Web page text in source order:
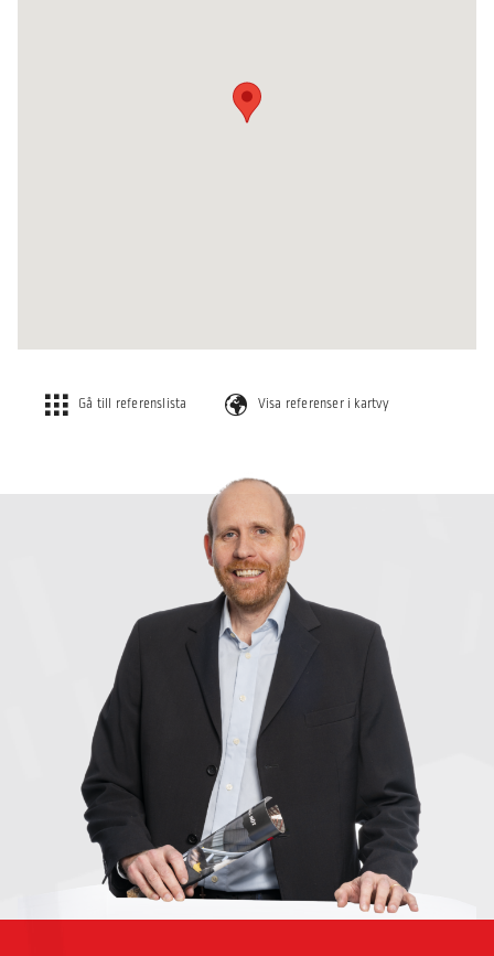
Gå till referenslista Visa referenser i kartvy